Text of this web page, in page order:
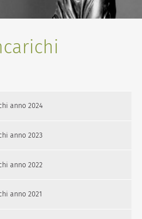
anno 2024
anno 2023
anno 2022
anno 2021